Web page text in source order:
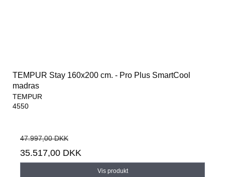
TEMPUR Stay 160x200 cm. - Pro Plus SmartCool
madras
TEMPUR
4550
47.997,00 DKK
35.517,00 DKK
Vis produkt